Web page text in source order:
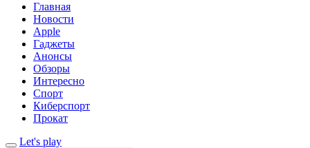
Главная
Новости
Apple
Гаджеты
Анонсы
Обзоры
Интересно
Спорт
Киберспорт
Прокат
Let's play